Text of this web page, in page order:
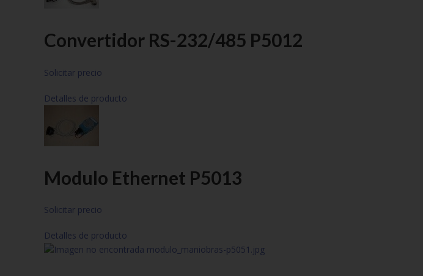
Convertidor RS-232/485 P5012
Solicitar precio
Detalles de producto
Modulo Ethernet P5013
Solicitar precio
Detalles de producto